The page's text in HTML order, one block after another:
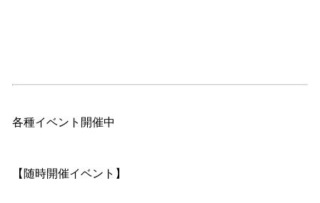
各種イベント開催中
【随時開催イベント】